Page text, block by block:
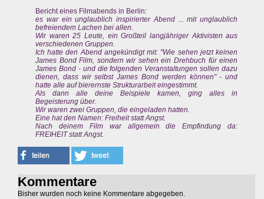
Bericht eines Filmabends in Berlin:
es war ein unglaublich inspirierter Abend ... mit unglaublich
befreiendem Lachen bei allen.
Wir waren 25 Leute, ein Großteil langjähriger Aktivisten aus
verschiedenen Gruppen.
Ich hatte den Abend angekündigt mit: "Wie sehen jetzt keinen
James Bond Film, sondern wir sehen ein Drehbuch für einen
James Bond - und die folgenden Veranstaltungen sollen dazu
dienen, dass wir selbst James Bond werden können" - und
hatte alle auf bierernste Strukturarbeit eingestimmt.
Als dann alle deine Beispiele kamen, ging alles in
Begeisterung über.
Wir waren zwei Gruppen, die eingeladen hatten.
Eine hat den Namen: Freiheit statt Angst.
Nach deinem Film war allgemein die Empfindung da:
FREIHEIT statt Angst.
Kommentare
Bisher wurden noch keine Kommentare abgegeben.